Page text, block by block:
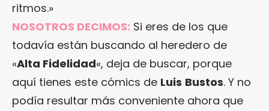
ritmos.»
NOSOTROS DECIMOS: Si eres de los que
todavía están buscando al heredero de
«Alta Fidelidad«, deja de buscar, porque
aquí tienes este cómics de Luis Bustos. Y no
podía resultar más conveniente ahora que